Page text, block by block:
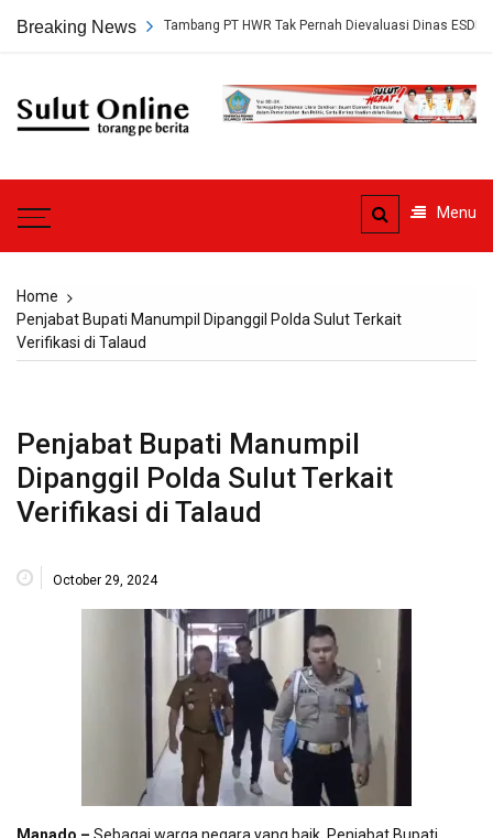
Breaking News
Persetujuan Tambang PT HWR Tak Pernah Dievaluasi Dinas ESDM
Sulut
Menu
Home
Penjabat Bupati Manumpil Dipanggil Polda Sulut Terkait
Verifikasi di Talaud
Penjabat Bupati Manumpil
Dipanggil Polda Sulut Terkait
Verifikasi di Talaud
October 29, 2024